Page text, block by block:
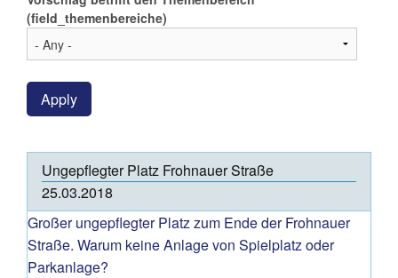
(field_themenbereiche)
Apply
Ungepflegter Platz Frohnauer Straße
25.03.2018
Großer ungepflegter Platz zum Ende der Frohnauer
Straße. Warum keine Anlage von Spielplatz oder
Parkanlage?